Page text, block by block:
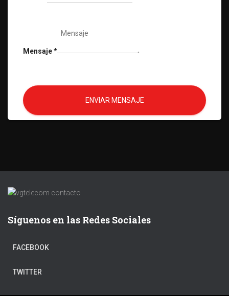
Mensaje*
ENVIAR MENSAJE
Síguenos en las Redes Sociales
FACEBOOK
TWITTER